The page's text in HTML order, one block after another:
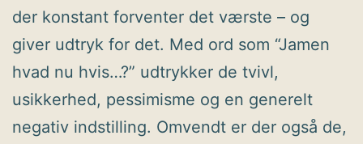
der konstant forventer det værste – og
giver udtryk for det. Med ord som “Jamen
hvad nu hvis…?” udtrykker de tvivl,
usikkerhed, pessimisme og en generelt
negativ indstilling. Omvendt er der også de,